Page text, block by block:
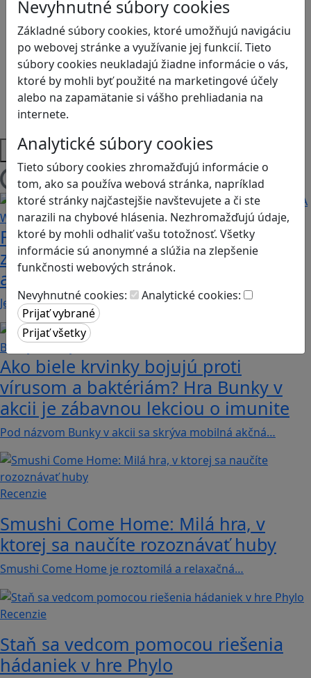
Nevyhnutné súbory cookies
Základné súbory cookies, ktoré umožňujú navigáciu
po webovej stránke a využívanie jej funkcií. Tieto
súbory cookies neukladajú žiadne informácie o vás,
ktoré by mohli byť použité na marketingové účely
alebo na zapamätanie si vášho prehliadania na
internete.
Analytické súbory cookies
Tieto súbory cookies zhromažďujú informácie o
tom, ako sa používa webová stránka, napríklad
ktoré stránky najčastejšie navštevujete a či ste
narazili na chybové hlásenia. Nezhromažďujú údaje,
ktoré by mohli odhaliť vašu totožnosť. Všetky
informácie sú anonymné a slúžia na zlepšenie
funkčnosti webových stránok.
Nevyhnutné cookies:
Analytické cookies:
Logické myslenie
Ľudské práva a tolerancia
Motorika a koncentrácia
Programovanie/Technika
Sociálne zručnosti a kooperácia
Strategické myslenie
Zdravie a pohyb
Platformy
Načítam blogy
Fotografujte zvieratká, aby ste
zachránili ostrov v Alba: A Wildlife
adventure
Jednoduchá hra, vhodná pre kohokoľvek z rodiny,…
Ako biele krvinky bojujú proti
vírusom a baktériám? Hra Bunky v
akcii je zábavnou lekciou o imunite
Pod názvom Bunky v akcii sa skrýva mobilná akčná…
Recenzie
Smushi Come Home: Milá hra, v
ktorej sa naučíte rozoznávať huby
Smushi Come Home je roztomilá a relaxačná…
Recenzie
Staň sa vedcom pomocou riešenia
hádaniek v hre Phylo